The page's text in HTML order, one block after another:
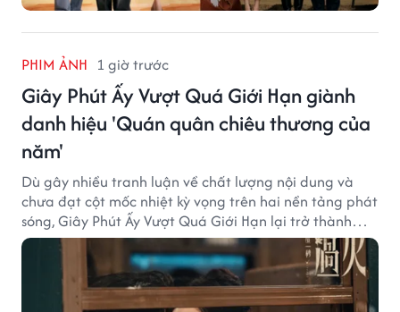
PHIM ẢNH 1 giờ trước
Giây Phút Ấy Vượt Quá Giới Hạn giành
danh hiệu 'Quán quân chiêu thương của
năm'
Dù gây nhiều tranh luận về chất lượng nội dung và
chưa đạt cột mốc nhiệt kỳ vọng trên hai nền tảng phát
sóng, Giây Phút Ấy Vượt Quá Giới Hạn lại trở thành
hiện tượng ở khía cạnh thương mại.